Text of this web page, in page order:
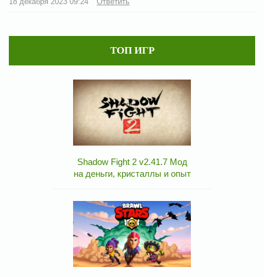
ТОП ИГР
Shadow Fight 2 v2.41.7 Мод
на деньги, кристаллы и опыт